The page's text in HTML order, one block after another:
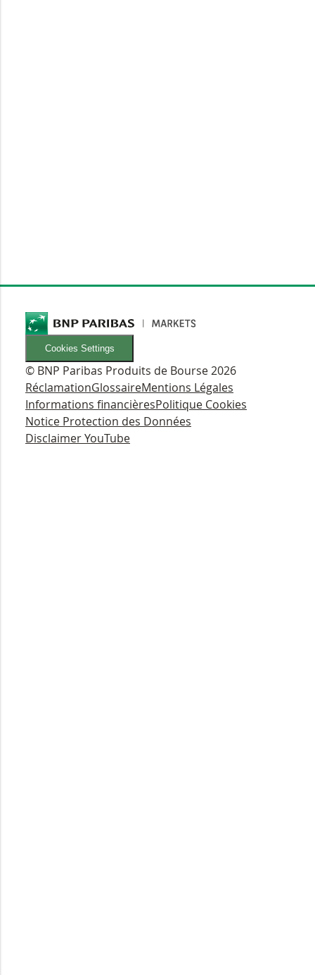
Cookies Settings
© BNP Paribas Produits de Bourse 2026
RéclamationGlossaireMentions Légales
Informations financièresPolitique Cookies
Notice Protection des Données
Disclaimer YouTube